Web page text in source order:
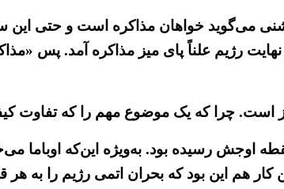
می‌گوید خواهان مذاکره است و حتی
۹۲هم جهان شاهد بود که در نهایت رژیم علناً پای میز
موضوع مهم را که تفاوت کیفی شرایط کنونی با سال
نقطه اوجش رسیده بود. به‌ویژه‌ این‌که
هم این بود که بحران اتمی رژیم را به